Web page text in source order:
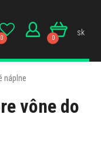
0 0
sk
náplne
vône do